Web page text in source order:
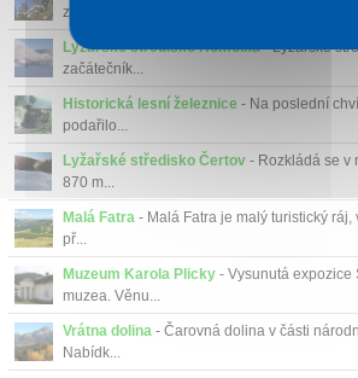
zábavy ...
Lyžařské středisko Homôlka- Lyžařské
začátečník...
Historická lesní železnice - Na poslední
podařilo...
Lyžařské středisko Čertov - Rozkládá se v
870 m...
Malá Fatra - Malá Fatra je malý turistický
př...
Muzeum Karola Plicky - Vysunutá expozice
muzea. Věnu...
Vrátna dolina - Čarovná dolina v části
Nabídk...